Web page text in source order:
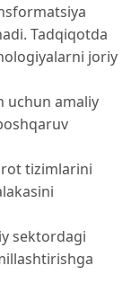
Tadqiqotda
joriy
uchun amaliy
tizimlarini
sektordagi